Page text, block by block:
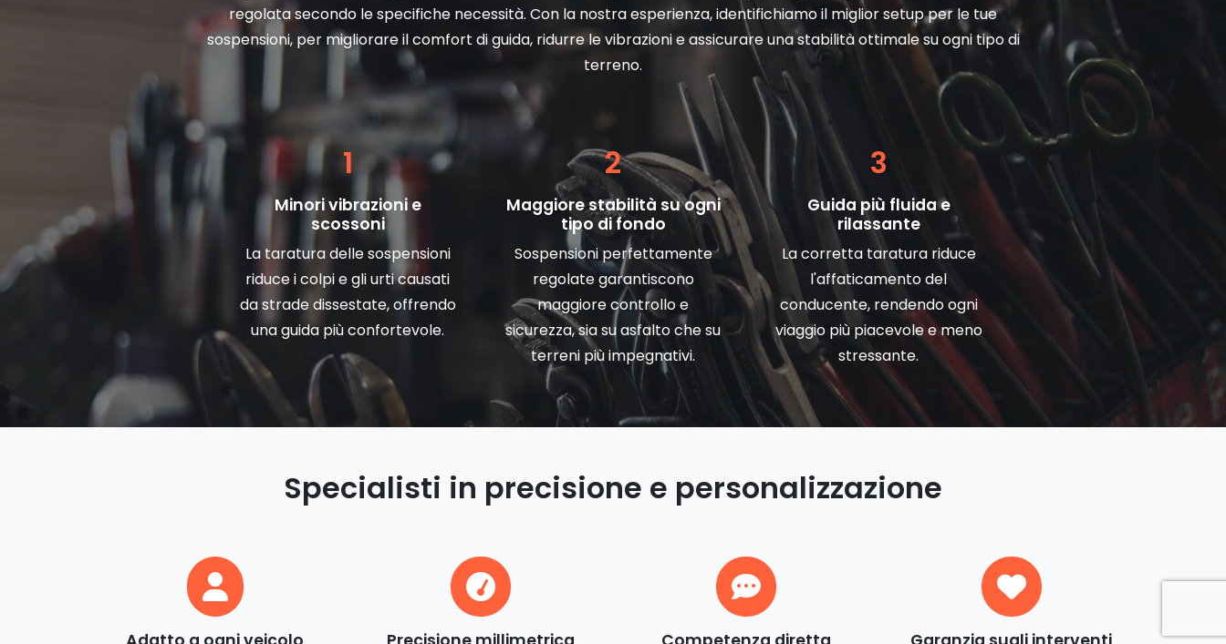
regolata secondo le specifiche necessità. Con la nostra esperienza, identifichiamo il miglior setup per le tue
sospensioni, per migliorare il comfort di guida, ridurre le vibrazioni e assicurare una stabilità ottimale su ogni tipo di
terreno.
1
Minori vibrazioni e
scossoni
La taratura delle sospensioni
riduce i colpi e gli urti causati
da strade dissestate, offrendo
una guida più confortevole.
2
Maggiore stabilità su ogni
tipo di fondo
Sospensioni perfettamente
regolate garantiscono
maggiore controllo e
sicurezza, sia su asfalto che su
terreni più impegnativi.
3
Guida più fluida e
rilassante
La corretta taratura riduce
l'affaticamento del
conducente, rendendo ogni
viaggio più piacevole e meno
stressante.
Specialisti in precisione e personalizzazione